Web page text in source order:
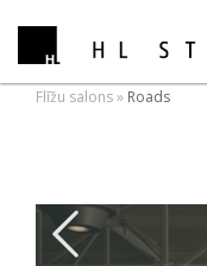
Flīžu salons» Roads